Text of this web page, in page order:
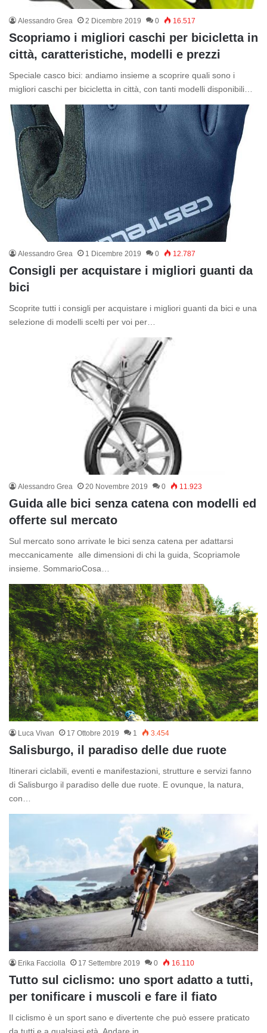
Alessandro Grea 2 Dicembre 2019 0 16.517
Scopriamo i migliori caschi per bicicletta in
città, caratteristiche, modelli e prezzi
Speciale casco bici: andiamo insieme a scoprire quali sono i
migliori caschi per bicicletta in città, con tanti modelli disponibili…
Alessandro Grea 1 Dicembre 2019 0 12.787
Consigli per acquistare i migliori guanti da
bici
Scoprite tutti i consigli per acquistare i migliori guanti da bici e una
selezione di modelli scelti per voi per…
Alessandro Grea 20 Novembre 2019 0 11.923
Guida alle bici senza catena con modelli ed
offerte sul mercato
Sul mercato sono arrivate le bici senza catena per adattarsi
meccanicamente alle dimensioni di chi la guida, Scopriamole
insieme. SommarioCosa…
Luca Vivan 17 Ottobre 2019 1 3.454
Salisburgo, il paradiso delle due ruote
Itinerari ciclabili, eventi e manifestazioni, strutture e servizi fanno
di Salisburgo il paradiso delle due ruote. E ovunque, la natura,
con…
Erika Facciolla 17 Settembre 2019 0 16.110
Tutto sul ciclismo: uno sport adatto a tutti,
per tonificare i muscoli e fare il fiato
Il ciclismo è un sport sano e divertente che può essere praticato
da tutti e a qualsiasi età. Andare in…